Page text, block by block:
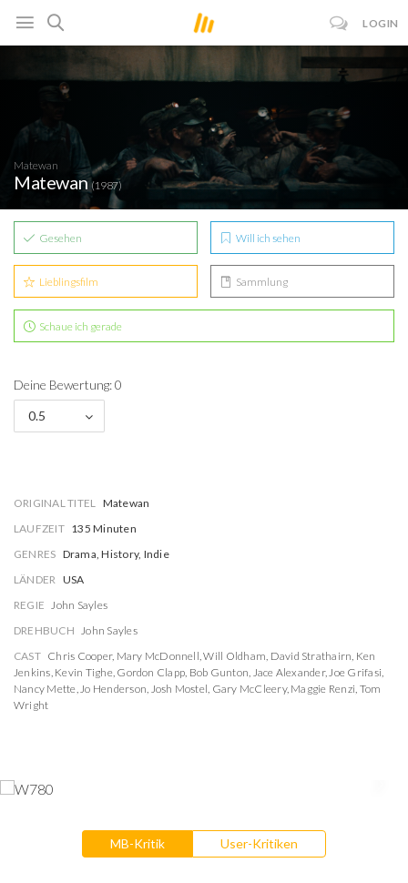
LOGIN
Matewan
Matewan(1987)
Gesehen Will ich sehen
Lieblingsfilm Sammlung
Schaue ich gerade
Deine Bewertung: 0
0.5
ORIGINAL TITEL Matewan
LAUFZEIT 135 Minuten
GENRES Drama, History, Indie
LÄNDER USA
REGIE John Sayles
DREHBUCH John Sayles
CAST Chris Cooper, Mary McDonnell,Will Oldham, David Strathairn, Ken
Jenkins, Kevin Tighe, Gordon Clapp, Bob Gunton, Jace Alexander,Joe Grifasi,
Nancy Mette,Jo Henderson, Josh Mostel, Gary McCleery, Maggie Renzi, Tom
Wright
MB-Kritik User-Kritiken